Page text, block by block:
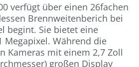
verfügt über einen 26fachen
Brennweitenberich bei
begint. Sie bietet eine
Megapixel. Während die
Kameras mit einem 2,7 Zoll
großen Display